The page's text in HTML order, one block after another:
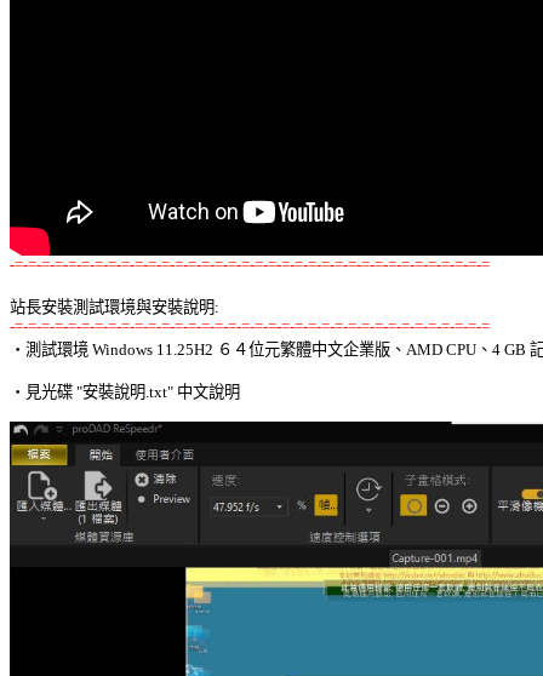
-=-=-=-=-=-=-=-=-=-=-=-=-=-=-=-=-=-=-=-=-=-=-=-=-=-=-=-=-=-=-=-=-=-=-=-=
站長安裝測試環境與安裝說明:
-=-=-=-=-=-=-=-=-=-=-=-=-=-=-=-=-=-=-=-=-=-=-=-=-=-=-=-=-=-=-=-=-=-=-=-=
‧測試環境 Windows 11.25H2 ６４位元繁體中文企業版、AMD CPU、4 GB
‧見光碟 "安裝說明.txt" 中文說明